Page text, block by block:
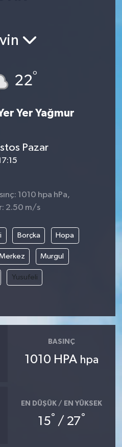
22°
Yer Yağmur
Pazar
1010 hpa hPa,
2.50 m/s
Borçka Hopa
Murgul
Yusufeli
BASINÇ
1010 HPA hpa
EN DÜŞÜK / EN YÜKSEK
15° / 27°